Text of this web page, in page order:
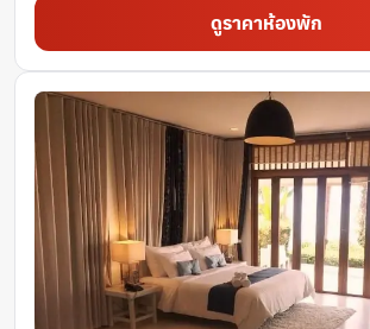
โทรศัพท์ มินิบาร์ พื้นที่นั่งเล่น
พื้นไม้เนื้อแข็ง/ปาร์เก้
ตู้เสื้อผ้า ราวแขวนเสื้อ ทีวี
ห้องปลอดบุหรี่
ดูราคาห้องพัก